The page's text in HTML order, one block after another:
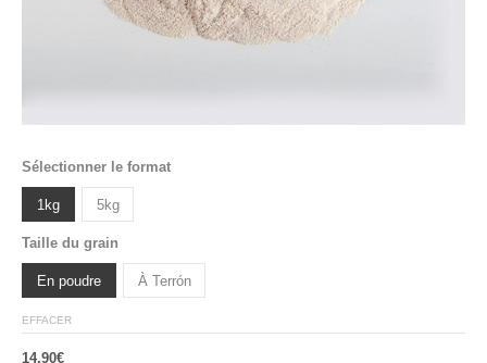
Sélectionner le format
1kg 5kg
Taille du grain
En poudre À Terrón
EFFACER
14,90€